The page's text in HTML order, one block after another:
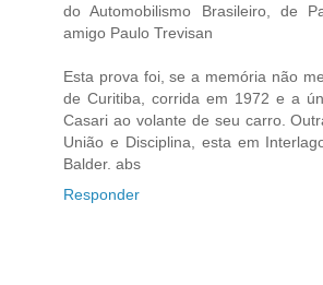
do Automobilismo Brasileiro, de
amigo Paulo Trevisan
Esta prova foi, se a memória não
de Curitiba, corrida em 1972 e a
Casari ao volante de seu carro.
União e Disciplina, esta em
Balder. abs
Responder